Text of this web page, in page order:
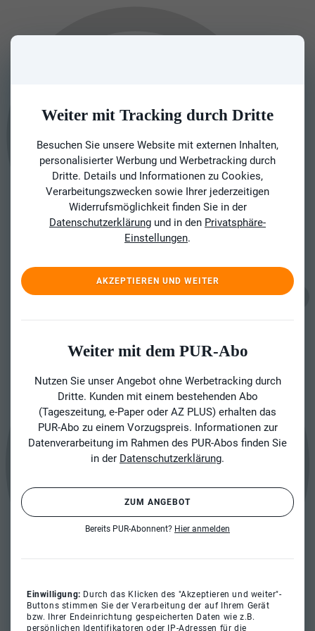
Weiter mit Tracking durch Dritte
Besuchen Sie unsere Website mit externen Inhalten,
personalisierter Werbung und Werbetracking durch
Dritte. Details und Informationen zu Cookies,
Verarbeitungszwecken sowie Ihrer jederzeitigen
Widerrufsmöglichkeit finden Sie in der
Datenschutzerklärung und in den Privatsphäre-
Einstellungen.
AKZEPTIEREN UND WEITER
Weiter mit dem PUR-Abo
Nutzen Sie unser Angebot ohne Werbetracking durch
Dritte. Kunden mit einem bestehenden Abo
(Tageszeitung, e-Paper oder AZ PLUS) erhalten das
PUR-Abo zu einem Vorzugspreis. Informationen zur
Datenverarbeitung im Rahmen des PUR-Abos finden Sie
in der Datenschutzerklärung.
ZUM ANGEBOT
Bereits PUR-Abonnent? Hier anmelden
Einwilligung: Durch das Klicken des "Akzeptieren und weiter"-
Buttons stimmen Sie der Verarbeitung der auf Ihrem Gerät
bzw. Ihrer Endeinrichtung gespeicherten Daten wie z.B.
persönlichen Identifikatoren oder IP-Adressen für die